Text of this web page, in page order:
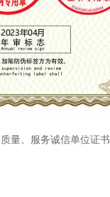
质量、服务诚信单位证书